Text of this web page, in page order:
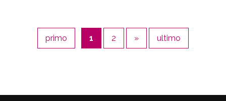
primo 1 2 » ultimo